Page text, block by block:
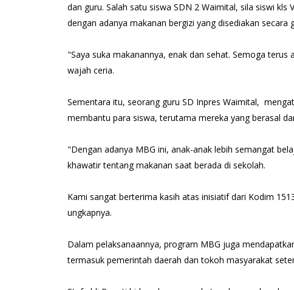
dan guru. Salah satu siswa SDN 2 Waimital, sila siswi kls
dengan adanya makanan bergizi yang disediakan secara
"Saya suka makanannya, enak dan sehat. Semoga terus
wajah ceria.
Sementara itu, seorang guru SD Inpres Waimital,
membantu para siswa, terutama mereka yang berasal
"Dengan adanya MBG ini, anak-anak lebih semangat
khawatir tentang makanan saat berada di sekolah.
Kami sangat berterima kasih atas inisiatif dari Kodim
ungkapnya.
Dalam pelaksanaannya, program MBG juga
termasuk pemerintah daerah dan tokoh masyarakat